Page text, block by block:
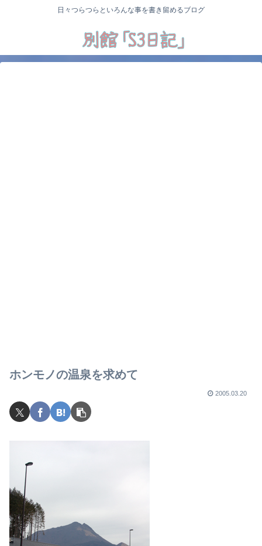
日々つらつらといろんな事を書き留めるブログ
ホンモノの温泉を求めて
2005.03.20